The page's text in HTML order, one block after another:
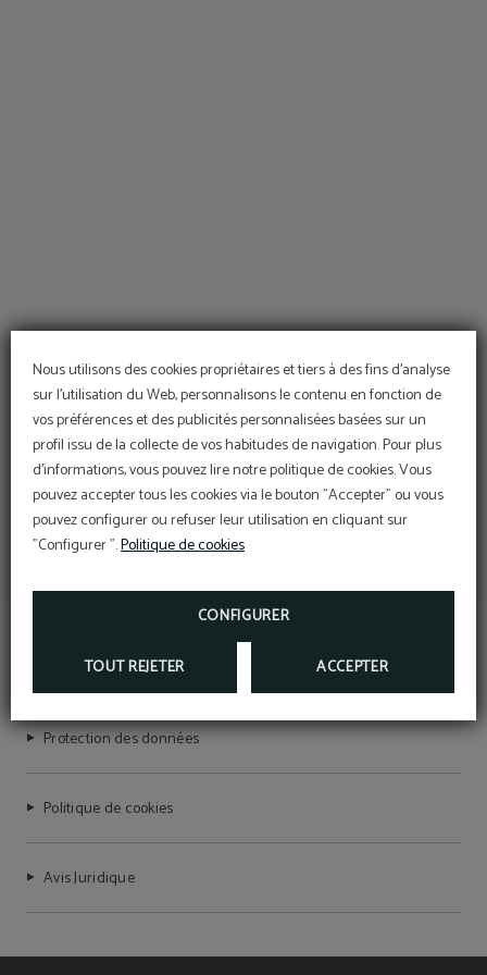
Nous utilisons des cookies propriétaires et tiers à des fins d'analyse
sur l'utilisation du Web, personnalisons le contenu en fonction de
vos préférences et des publicités personnalisées basées sur un
profil issu de la collecte de vos habitudes de navigation. Pour plus
d'informations, vous pouvez lire notre politique de cookies. Vous
pouvez accepter tous les cookies via le bouton "Accepter" ou vous
pouvez configurer ou refuser leur utilisation en cliquant sur
"Configurer ".Politique de cookies
CONFIGURER
TOUT REJETER ACCEPTER
HOTEL SANT JORDI
Protection des données
Politique de cookies
Avis Juridique